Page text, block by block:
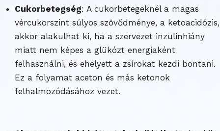
Cukorbetegség: A cukorbetegeknél a magas
vércukorszint súlyos szövődménye, a ketoacidózis,
akkor alakulhat ki, ha a szervezet inzulinhiány
miatt nem képes a glükózt energiaként
felhasználni, és ehelyett a zsírokat kezdi bontani.
Ez a folyamat aceton és más ketonok
felhalmozódásához vezet.